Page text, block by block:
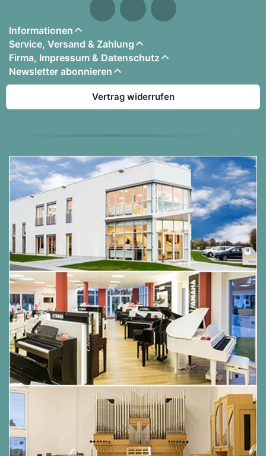
4. Maroon 5 - Maps
5. Sia - Chandelier
6. John Legend - All Of Me
7. Lilly Wood & The Prick & Robin Schulz - Prayer
In C
8. Train - Angel In Blue Jeans
Inkl. Noten, Texten und Akkorden
Informationen
Service, Versand & Zahlung
Firma, Impressum & Datenschutz
Newsletter abonnieren
Vertrag widerrufen